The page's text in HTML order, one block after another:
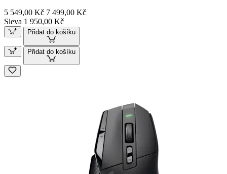
5 549,00 Kč 7 499,00 Kč
Sleva 1 950,00 Kč
Přidat do košíku
Přidat do košíku